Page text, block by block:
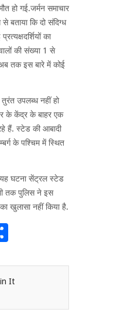
हो गई.जर्मन समाचार
बताया कि दो संदिग्ध
का
की संख्या 1 से
अब तक इस बारे में कोई
उपलब्ध नहीं हो
के केंद्र के बाहर एक
हैं. स्टेड की आबादी
के पश्चिम में स्थित
यह घटना सेंट्रल स्टेड
तक पुलिस ने इस
खुलासा नहीं किया है.